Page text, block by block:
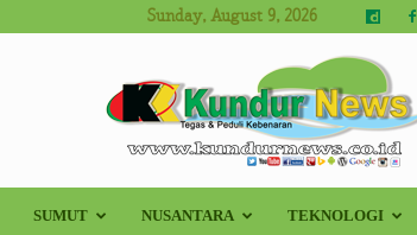
Sunday, August 9, 2026
SUMUT NUSANTARA TEKNOLOGI